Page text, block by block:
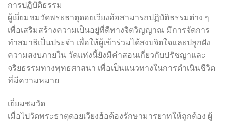
การปฏิบัติธรรม
ผู้เยี่ยมชมวัดพระธาตุดอยเวียงฮ้อสามารถปฏิบัติธรรมต่าง ๆ
เพื่อเสริมสร้างความเป็นอยู่ที่ดีทางจิตวิญญาณ มีการจัดการ
ทำสมาธิเป็นประจำ เพื่อให้ผู้เข้าร่วมได้สงบจิตใจและปลูกฝัง
ความสงบภายใน วัดแห่งนี้ยังมีคำสอนเกี่ยวกับปรัชญาและ
จริยธรรมทางพุทธศาสนา เพื่อเป็นแนวทางในการดำเนินชีวิต
ที่มีความหมาย
เยี่ยมชมวัด
เมื่อไปวัดพระธาตุดอยเวียงฮ้อต้องรักษามารยาทให้ถูกต้อง ผู้